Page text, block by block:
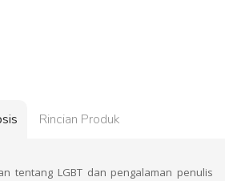
Rincian Produk
tentang LGBT dan pengalaman penulis